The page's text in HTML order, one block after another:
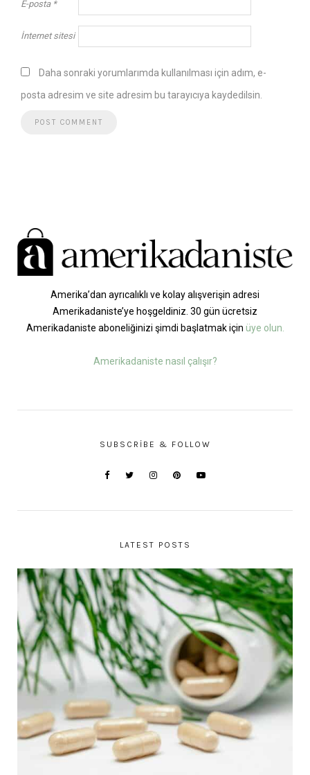
E-posta *
İnternet sitesi
Daha sonraki yorumlarımda kullanılması için adım, e-
posta adresim ve site adresim bu tarayıcıya kaydedilsin.
Amerika’dan ayrıcalıklı ve kolay alışverişin adresi
Amerikadaniste’ye hoşgeldiniz. 30 gün ücretsiz
Amerikadaniste aboneliğinizi şimdi başlatmak için üye olun.
Amerikadaniste nasıl çalışır?
SUBSCRIBE & FOLLOW
LATEST POSTS